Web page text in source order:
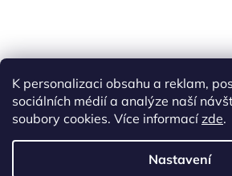
K personalizaci obsahu a reklam,
sociálních médií a analýze naší
soubory cookies. Více informacízde.
Nastavení